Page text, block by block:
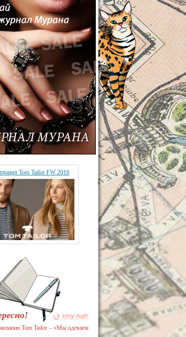
Tom Tailor FW 2016
хочу ещё!
Tom Tailor – «Мы одеваем